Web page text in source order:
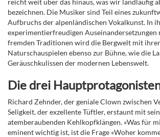
reicht weit über das hinaus, was wir landläufig
bezeichnen. Die Musiker sind Teil eines
Aufbruchs der alpenländischen Vokalkunst. In
experimentierfreudigen Auseinandersetzungen
fremden Traditionen wird die Bergwelt mit
Naturschauspielen ebenso zur Bühne, wie die
Geräuschkulissen der modernen Lebenswelt.
Die drei
Richard Zehnder, der geniale Clown zwischen
Seligkeit, der exzellente Tüftler, erstaunt mit
atemberaubenden Kehlkopfklängen. «Was für
eminent wichtig ist, ist die Frage «Woher